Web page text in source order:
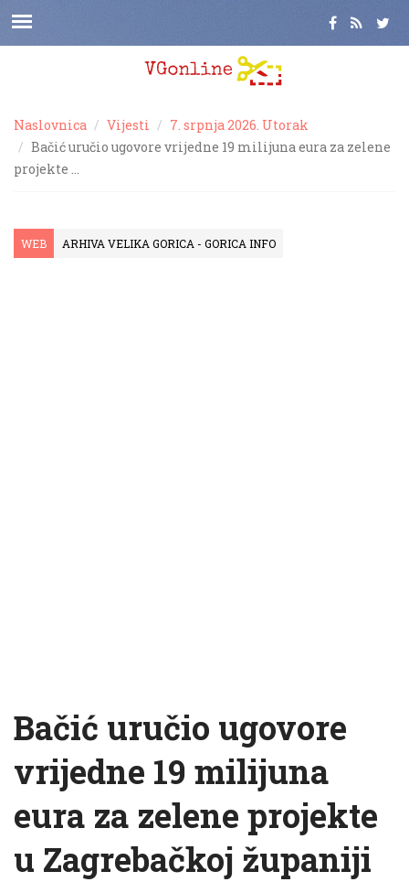
Naslovnica Vijesti
7. srpnja 2026. Utorak
Bačić uručio ugovore vrijedne 19 milijuna eura za zelene
projekte …
WEB ARHIVA VELIKA GORICA - GORICA INFO
Bačić uručio ugovore
vrijedne 19 milijuna
eura za zelene projekte
u Zagrebačkoj županiji